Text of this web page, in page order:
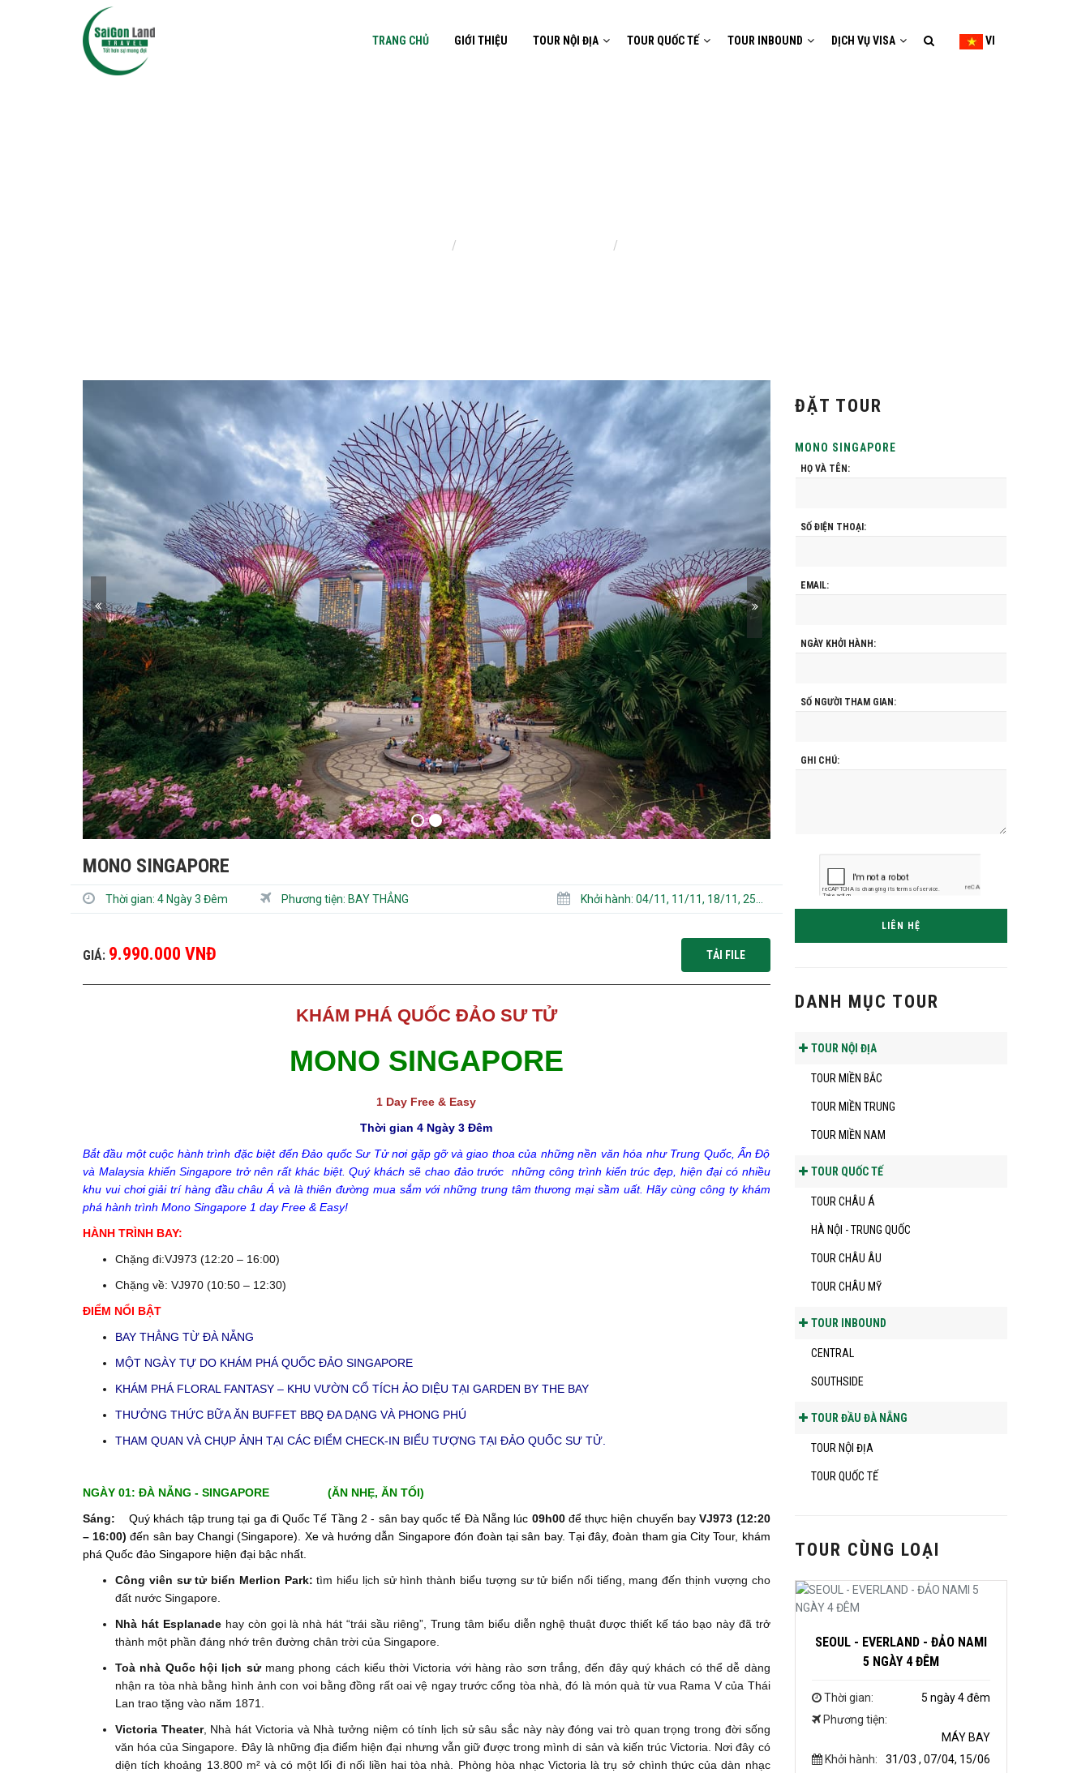
TRANG CHỦ GIỚI THIỆU TOUR NỘI ĐỊA TOUR QUỐC TẾ TOUR INBOUND DỊCH VỤ VISA VI
MONO SINGAPORE
Thời gian: 4 Ngày 3 Đêm Phương tiện: BAY THẲNG Khởi hành: 04/11, 11/11, 18/11, 25/11/2022 02/12, 09/12, 16/12/, 30/12
GIÁ: 9.990.000 VNĐ TẢI FILE
KHÁM PHÁ QUỐC ĐẢO SƯ TỬ
MONO SINGAPORE
1 Day Free & Easy
Thời gian 4 Ngày 3 Đêm
Bắt đầu một cuộc hành trình đặc biệt đến Đảo quốc Sư Tử nơi gặp gỡ và giao thoa của những nền văn hóa như Trung Quốc, Ấn Độ
và Malaysia khiến Singapore trở nên rất khác biệt. Quý khách sẽ chao đảo trước những công trình kiến trúc đẹp, hiện đại có nhiều
khu vui chơi giải trí hàng đầu châu Á và là thiên đường mua sắm với những trung tâm thương mại sầm uất. Hãy cùng công ty khám
phá hành trình Mono Singapore 1 day Free & Easy!
HÀNH TRÌNH BAY:
Chặng đi:VJ973 (12:20 – 16:00)
Chặng về: VJ970 (10:50 – 12:30)
ĐIỂM NỔI BẬT
BAY THẲNG TỪ ĐÀ NẴNG
MỘT NGÀY TỰ DO KHÁM PHÁ QUỐC ĐẢO SINGAPORE
KHÁM PHÁ FLORAL FANTASY – KHU VƯỜN CỔ TÍCH ẢO DIỆU TẠI GARDEN BY THE BAY
THƯỞNG THỨC BỮA ĂN BUFFET BBQ ĐA DẠNG VÀ PHONG PHÚ
THAM QUAN VÀ CHỤP ẢNH TẠI CÁC ĐIỂM CHECK-IN BIỂU TƯỢNG TẠI ĐẢO QUỐC SƯ TỬ.
NGÀY 01: ĐÀ NẴNG - SINGAPORE (ĂN NHẸ, ĂN TỐI)
Sáng:
Quý khách tập trung tại ga đi Quốc Tế Tầng 2 - sân bay quốc tế Đà Nẵng lúc 09h00để thực hiện chuyến bayVJ973 (12:20
– 16:00) đến sân bay Changi (Singapore). Xe và hướng dẫn Singapore đón đoàn tại sân bay. Tại đây, đoàn tham gia City Tour, khám
phá Quốc đảo Singapore hiện đại bậc nhất.
Công viên sư tử biển Merlion Park: tìm hiểu lịch sử hình thành biểu tượng sư tử biển nổi tiếng, mang đến thịnh vượng cho
đất nước Singapore.
Nhà hát Esplanade hay còn gọi là nhà hát “trái sầu riêng”, Trung tâm biểu diễn nghệ thuật được thiết kế táo bạo này đã trở
thành một phần đáng nhớ trên đường chân trời của Singapore.
Toà nhà Quốc hội lịch sử mang phong cách kiểu thời Victoria với hàng rào sơn trắng, đến đây quý khách có thể dễ dàng
nhận ra tòa nhà bằng hình ảnh con voi bằng đồng rất oai vệ ngay trước cổng tòa nhà, đó là món quà từ vua Rama V của Thái
Lan trao tặng vào năm 1871.
Victoria Theater, Nhà hát Victoria và Nhà tưởng niệm có tính lịch sử sâu sắc này này đóng vai trò quan trọng trong đời sống
văn hóa của Singapore. Đây là những địa điểm hiện đại nhưng vẫn giữ được trong mình di sản và kiến trúc Victoria. Nơi đây có
diện tích khoảng 13.800 m² và có một lối đi nối liền hai tòa nhà. Phòng hòa nhạc Victoria là trụ sở chình thức của dàn nhạc
ĐẶT TOUR
MONO SINGAPORE
HỌ VÀ TÊN:
SỐ ĐIỆN THOẠI:
EMAIL:
NGÀY KHỞI HÀNH:
SỐ NGƯỜI THAM GIAN:
GHI CHÚ:
LIÊN HỆ
DANH MỤC TOUR
TOUR NỘI ĐỊA
TOUR MIỀN BẮC
TOUR MIỀN TRUNG
TOUR MIỀN NAM
TOUR QUỐC TẾ
TOUR CHÂU Á
HÀ NỘI - TRUNG QUỐC
TOUR CHÂU ÂU
TOUR CHÂU MỸ
TOUR INBOUND
CENTRAL
SOUTHSIDE
TOUR ĐẦU ĐÀ NẴNG
TOUR NỘI ĐỊA
TOUR QUỐC TẾ
TOUR CÙNG LOẠI
SEOUL - EVERLAND - ĐẢO NAMI
5 NGÀY 4 ĐÊM
Thời gian:
5 ngày 4 đêm
Phương tiện:
MÁY BAY
Khởi hành:
31/03 , 07/04, 15/06